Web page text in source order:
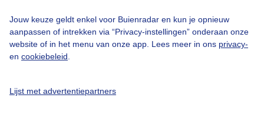
Jouw keuze geldt enkel voor Buienradar en kun je opnieuw
aanpassen of intrekken via “Privacy-instellingen” onderaan onze
website of in het menu van onze app. Lees meer in ons privacy-
en cookiebeleid
Lijst met advertentiepartners
Privacy beleid
Cookie beleid